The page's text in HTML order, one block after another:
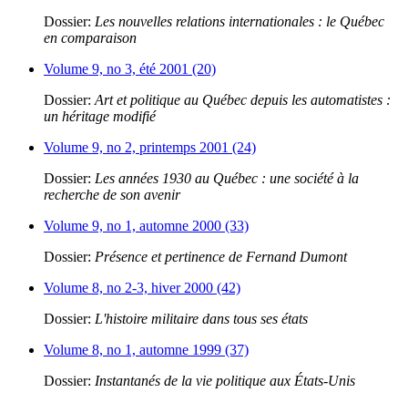
Dossier: Les nouvelles relations internationales : le Québec
en comparaison
Volume 9, no 3, été 2001 (20)
Dossier: Art et politique au Québec depuis les automatistes :
un héritage modifié
Volume 9, no 2, printemps 2001 (24)
Dossier: Les années 1930 au Québec : une société à la
recherche de son avenir
Volume 9, no 1, automne 2000 (33)
Dossier: Présence et pertinence de Fernand Dumont
Volume 8, no 2-3, hiver 2000 (42)
Dossier: L'histoire militaire dans tous ses états
Volume 8, no 1, automne 1999 (37)
Dossier: Instantanés de la vie politique aux États-Unis